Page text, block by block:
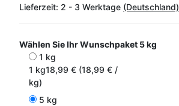
Lieferzeit: 2 - 3 Werktage (Deutschland)
Wählen Sie Ihr Wunschpaket 5 kg
1 kg
1 kg18,99 € (18,99 € /
kg)
5 kg